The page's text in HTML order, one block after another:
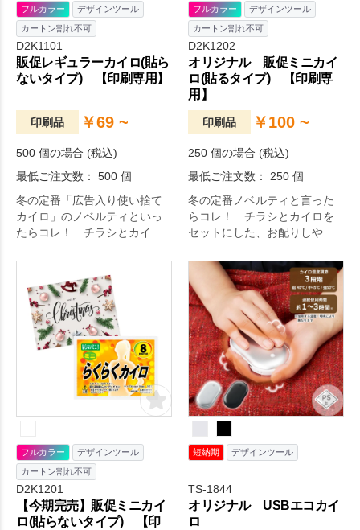
フルカラー
デザインツール
カートン割れ不可
D2K1101
販促レギュラーカイロ(貼ら
ないタイプ) 【印刷専用】
印刷品 ￥69 ~
500 個の場合 (税込)
最低ご注文数： 500 個
冬の定番「広告入り使い捨て
カイロ」のノベルティといっ
たらコレ！ チラシとカイロ
です。レギュラーサイズのカ
イロは約10時間温かさが持続
しますので、長時間のイベン
ト時に配布するならぴったり
の商品です。チラシのデザイ
ンはフルカラーで印刷できま
すので、街角やイベント会場
で配ってもアピール力はばっ
フルカラー
デザインツール
カートン割れ不可
D2K1202
オリジナル 販促ミニカイ
ロ(貼るタイプ) 【印刷専
用】
印刷品 ￥100 ~
250 個の場合 (税込)
最低ご注文数： 250 個
冬の定番ノベルティと言った
らコレ！ チラシとカイロを
セットにした、お配りしやす
はミニタイプで約8時間温かさ
が持続します。チラシのデザ
インはフルカラーで印刷でき
ますので、街角やイベント会
場で配ってもアピール力はば
っちりです。
フルカラー
デザインツール
カートン割れ不可
D2K1201
【今期完売】販促ミニカイ
ロ(貼らないタイプ) 【印
短納期 デザインツール
TS-1844
オリジナル USBエコカイ
ロ